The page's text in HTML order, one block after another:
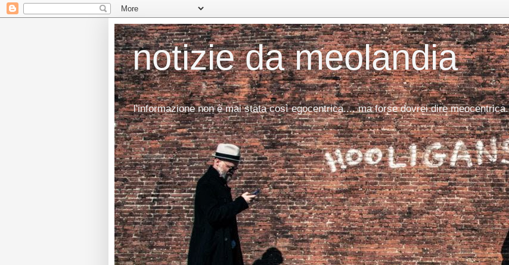
notizie da meolandia
l'informazione non è mai stata così egocentrica.... ma forse dovrei dire meocentrica.